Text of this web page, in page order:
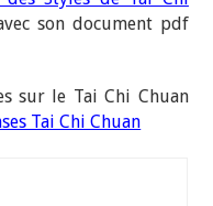
son document pdf
sur le Tai Chi Chuan
Tai Chi Chuan